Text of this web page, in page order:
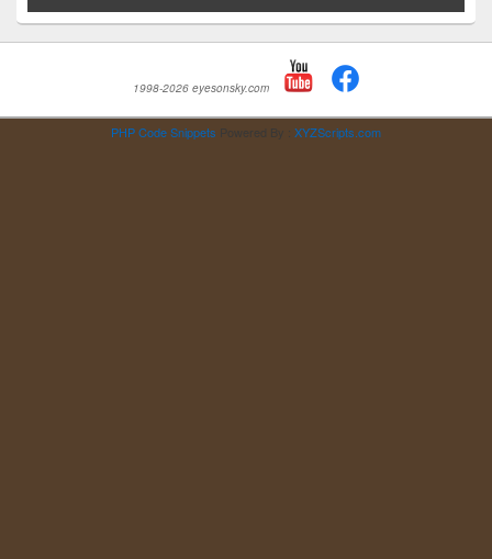
1998-2026 eyesonsky.com
PHP Code Snippets Powered By : XYZScripts.com